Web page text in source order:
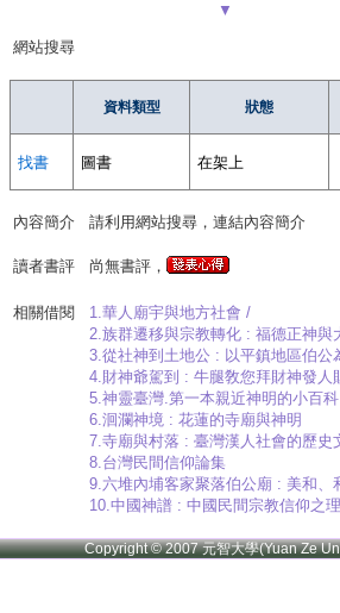
▼
網站搜尋
資料類型 狀態
找書 圖書 在架上
內容簡介 請利用網站搜尋，連結內容簡介
讀者書評 尚無書評，
相關借閱
1.華人廟宇與地方社會 /
2.族群遷移與宗教轉化 : 福德正神與
3.從社神到土地公 : 以平鎮地區伯公
4.財神爺駕到 : 牛腿敎您拜財神發人
5.神靈臺灣.第一本親近神明的小百
6.洄瀾神境 : 花蓮的寺廟與神明
7.寺廟與村落 : 臺灣漢人社會的歷史
8.台灣民間信仰論集
9.六堆內埔客家聚落伯公廟 : 美和、
10.中國神譜 : 中國民間宗教信仰之
Copyright © 2007 元智大學(Yuan Ze